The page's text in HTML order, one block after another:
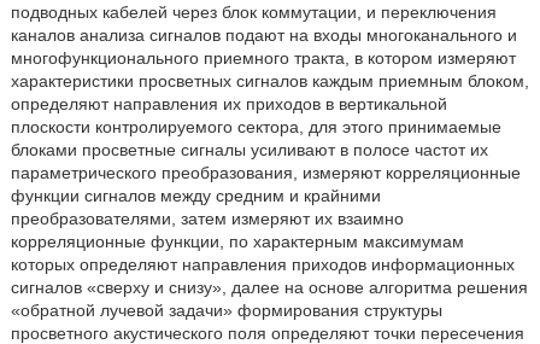
подводных кабелей через блок коммутации, и переключения
каналов анализа сигналов подают на входы многоканального и
многофункционального приемного тракта, в котором измеряют
характеристики просветных сигналов каждым приемным блоком,
определяют направления их приходов в вертикальной
плоскости контролируемого сектора, для этого принимаемые
блоками просветные сигналы усиливают в полосе частот их
параметрического преобразования, измеряют корреляционные
функции сигналов между средним и крайними
преобразователями, затем измеряют их взаимно
корреляционные функции, по характерным максимумам
которых определяют направления приходов информационных
сигналов «сверху и снизу», далее на основе алгоритма решения
«обратной лучевой задачи» формирования структуры
просветного акустического поля определяют точки пересечения